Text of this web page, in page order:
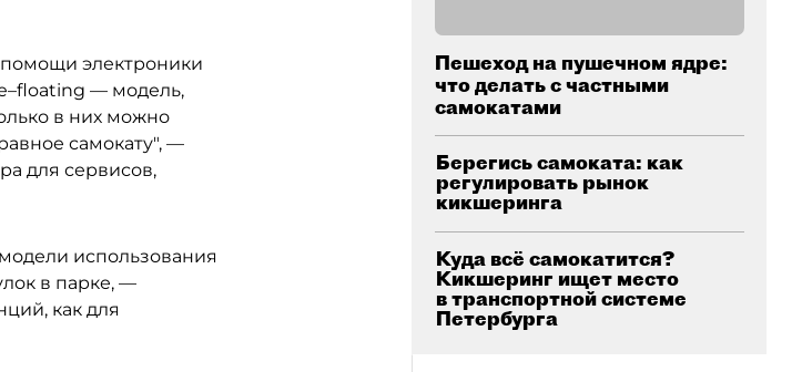
электроники
— модель,
в них можно
самокату", —
для сервисов,
использования
в парке, —
как для
Пешеход на пушечном ядре:
что делать с частными
самокатами
Берегись самоката: как
регулировать рынок
кикшеринга
Куда всё самокатится?
Кикшеринг ищет место
в транспортной системе
Петербурга